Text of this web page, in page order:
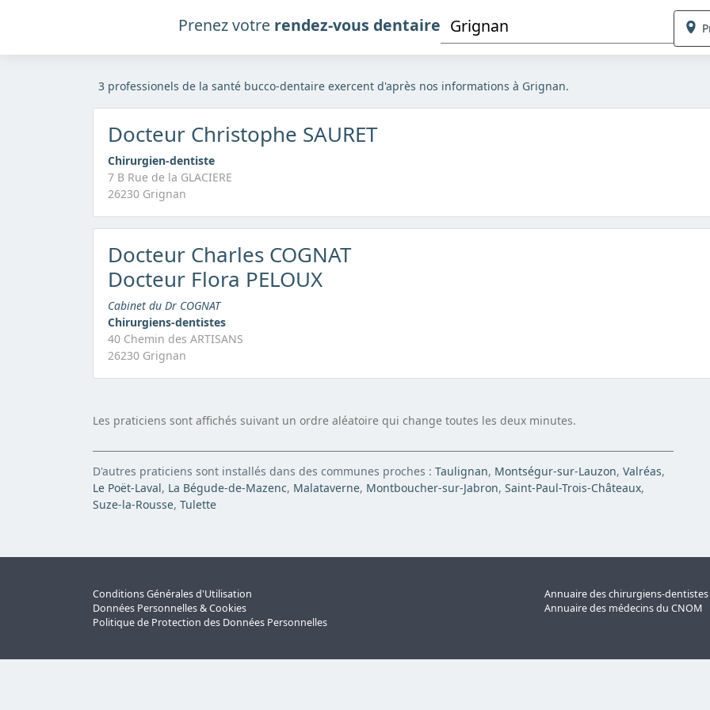
Prenez votre rendez-vous dentaire
3 professionels de la santé bucco-dentaire exercent d'après nos informations à Grignan.
Docteur Christophe SAURET
Chirurgien-dentiste
7 B Rue de la GLACIERE
26230 Grignan
Docteur Charles COGNAT
Docteur Flora PELOUX
Cabinet du Dr COGNAT
Chirurgiens-dentistes
40 Chemin des ARTISANS
26230 Grignan
Les praticiens sont affichés suivant un ordre aléatoire qui change toutes les deux minutes.
D'autres praticiens sont installés dans des communes proches : Taulignan, Montségur-sur-Lauzon, Valréas,
Le Poët-Laval, La Bégude-de-Mazenc, Malataverne, Montboucher-sur-Jabron, Saint-Paul-Trois-Châteaux,
Suze-la-Rousse, Tulette
Conditions Générales d'Utilisation
Données Personnelles & Cookies
Politique de Protection des Données Personnelles
Annuaire des chirurgiens-dentistes
Annuaire des médecins du CNOM